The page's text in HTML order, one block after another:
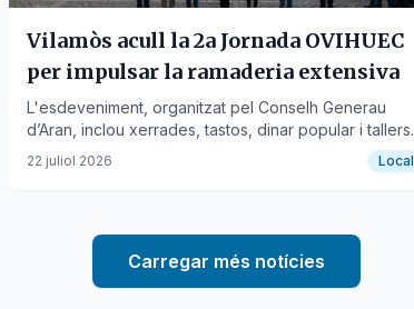
Vilamòs acull la 2a Jornada OVIHUEC
per impulsar la ramaderia extensiva
L'esdeveniment, organitzat pel Conselh Generau
d’Aran, inclou xerrades, tastos, dinar popular i tallers
per promoure la gestió sostenible del paisatge.
22 juliol 2026 Local
Carregar més notícies